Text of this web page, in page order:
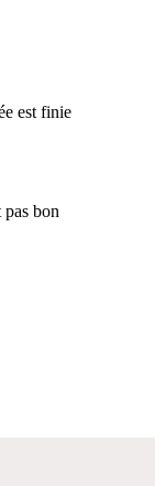
est finie
pas bon